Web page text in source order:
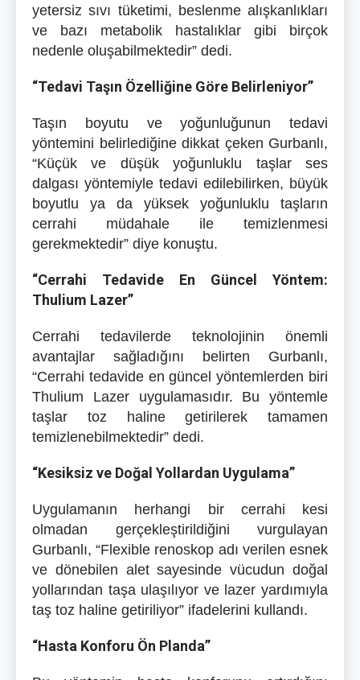
yetersiz sıvı tüketimi, beslenme alışkanlıkları
ve bazı metabolik hastalıklar gibi birçok
nedenle oluşabilmektedir” dedi.
“Tedavi Taşın Özelliğine Göre Belirleniyor”
Taşın boyutu ve yoğunluğunun tedavi
yöntemini belirlediğine dikkat çeken Gurbanlı,
“Küçük ve düşük yoğunluklu taşlar ses
dalgası yöntemiyle tedavi edilebilirken, büyük
boyutlu ya da yüksek yoğunluklu taşların
cerrahi müdahale ile temizlenmesi
gerekmektedir” diye konuştu.
“Cerrahi Tedavide En Güncel Yöntem:
Thulium Lazer”
Cerrahi tedavilerde teknolojinin önemli
avantajlar sağladığını belirten Gurbanlı,
“Cerrahi tedavide en güncel yöntemlerden biri
Thulium Lazer uygulamasıdır. Bu yöntemle
taşlar toz haline getirilerek tamamen
temizlenebilmektedir” dedi.
“Kesiksiz ve Doğal Yollardan Uygulama”
Uygulamanın herhangi bir cerrahi kesi
olmadan gerçekleştirildiğini vurgulayan
Gurbanlı, “Flexible renoskop adı verilen esnek
ve dönebilen alet sayesinde vücudun doğal
yollarından taşa ulaşılıyor ve lazer yardımıyla
taş toz haline getiriliyor” ifadelerini kullandı.
“Hasta Konforu Ön Planda”